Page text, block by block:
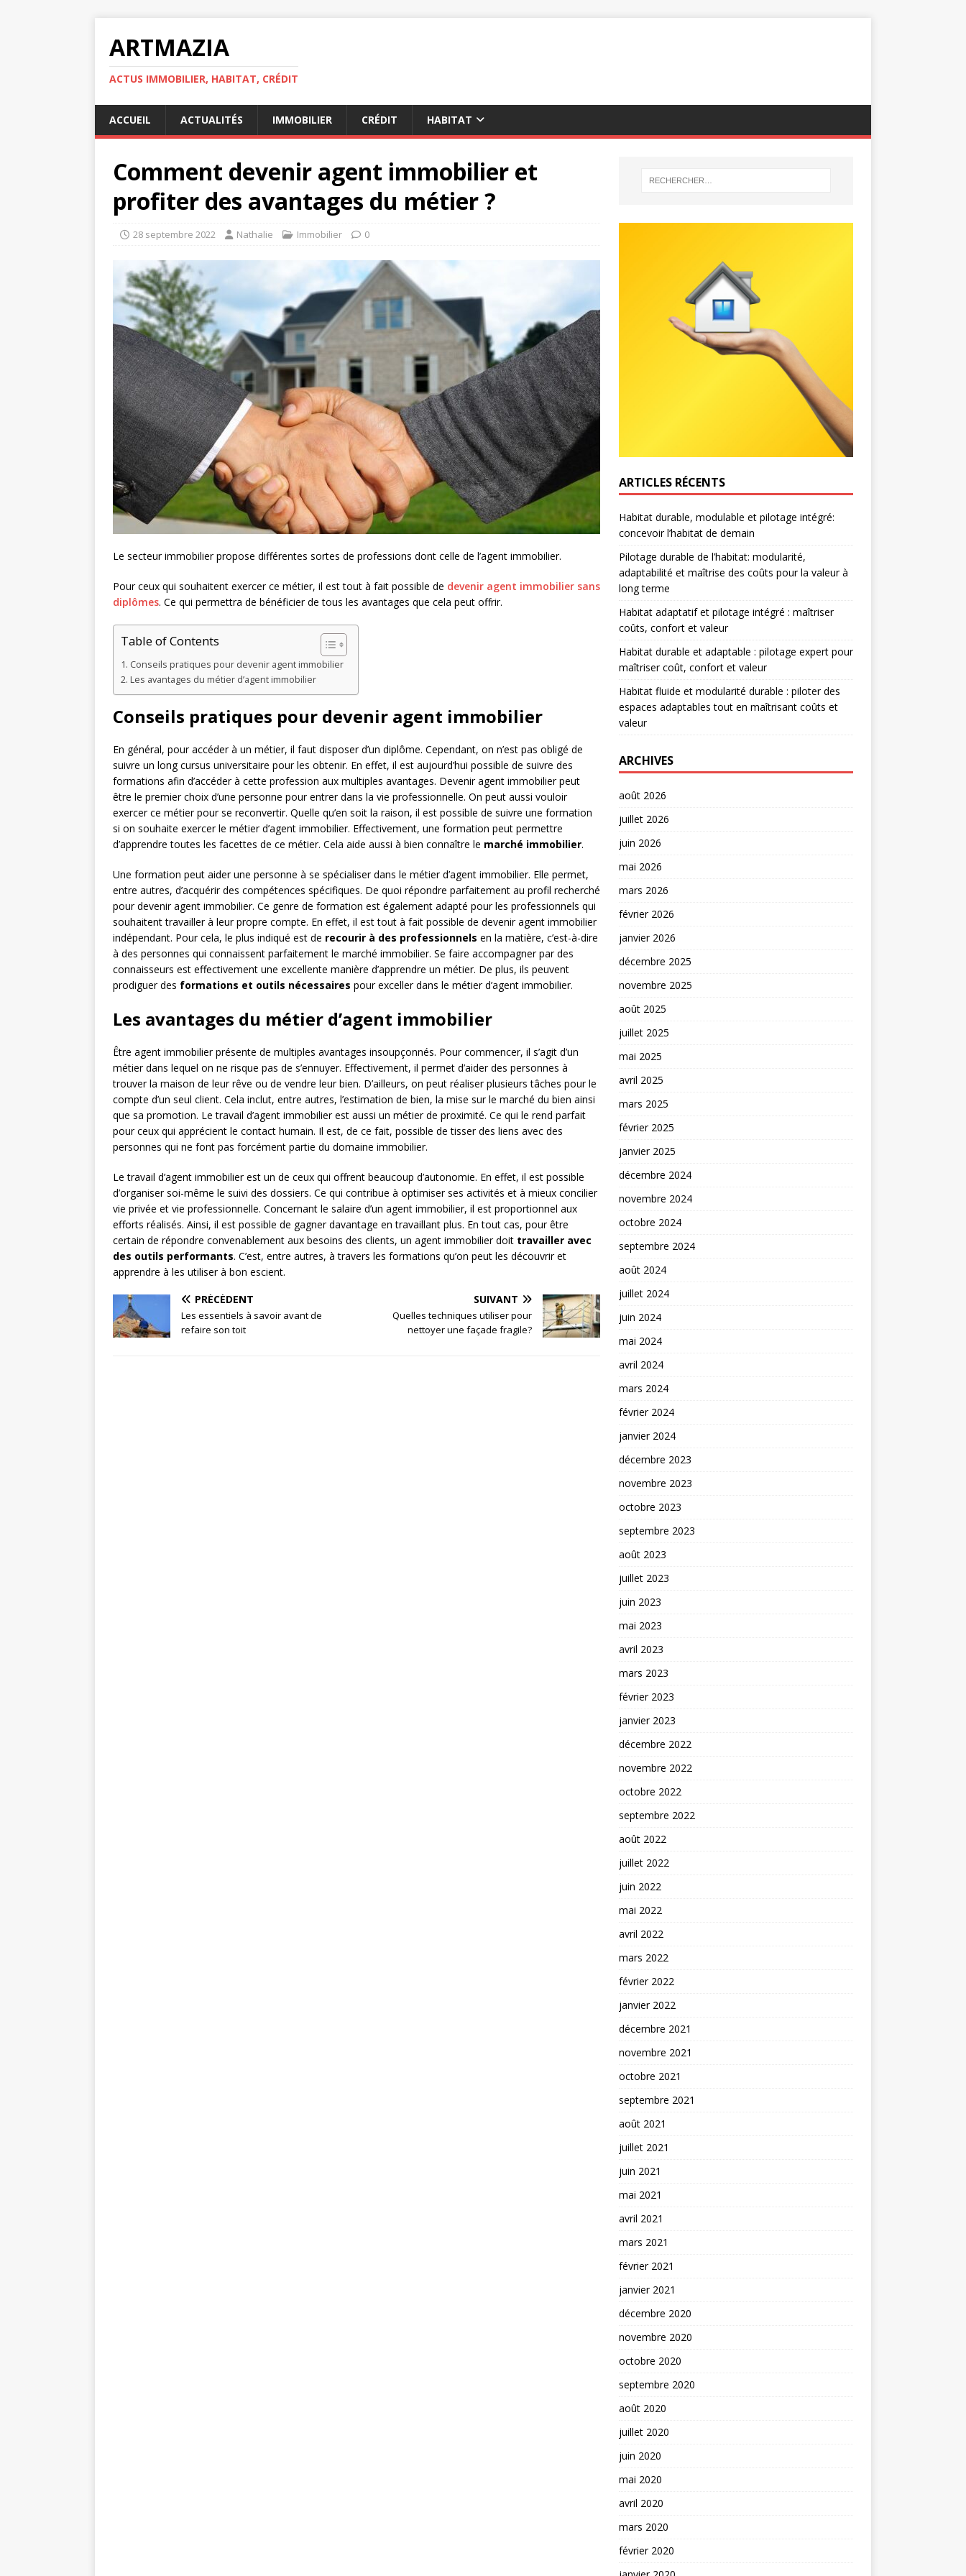
ARTMAZIA
ACTUS IMMOBILIER, HABITAT, CRÉDIT
ACCUEIL ACTUALITÉS IMMOBILIER CRÉDIT HABITAT
Comment devenir agent immobilier et
profiter des avantages du métier ?
28 septembre 2022 Nathalie Immobilier 0
Le secteur immobilier propose différentes sortes de professions dont celle de l’agent immobilier.
Pour ceux qui souhaitent exercer ce métier, il est tout à fait possible de devenir agent immobilier sans
diplômes. Ce qui permettra de bénéficier de tous les avantages que cela peut offrir.
Table of Contents
Conseils pratiques pour devenir agent immobilier
Les avantages du métier d’agent immobilier
Conseils pratiques pour devenir agent immobilier
En général, pour accéder à un métier, il faut disposer d’un diplôme. Cependant, on n’est pas obligé de
suivre un long cursus universitaire pour les obtenir. En effet, il est aujourd’hui possible de suivre des
formations afin d’accéder à cette profession aux multiples avantages. Devenir agent immobilier peut
être le premier choix d’une personne pour entrer dans la vie professionnelle. On peut aussi vouloir
exercer ce métier pour se reconvertir. Quelle qu’en soit la raison, il est possible de suivre une formation
si on souhaite exercer le métier d’agent immobilier. Effectivement, une formation peut permettre
d’apprendre toutes les facettes de ce métier. Cela aide aussi à bien connaître le marché immobilier.
Une formation peut aider une personne à se spécialiser dans le métier d’agent immobilier. Elle permet,
entre autres, d’acquérir des compétences spécifiques. De quoi répondre parfaitement au profil recherché
pour devenir agent immobilier. Ce genre de formation est également adapté pour les professionnels qui
souhaitent travailler à leur propre compte. En effet, il est tout à fait possible de devenir agent immobilier
indépendant. Pour cela, le plus indiqué est de recourir à des professionnels en la matière, c’est-à-dire
à des personnes qui connaissent parfaitement le marché immobilier. Se faire accompagner par des
connaisseurs est effectivement une excellente manière d’apprendre un métier. De plus, ils peuvent
prodiguer des formations et outils nécessaires pour exceller dans le métier d’agent immobilier.
Les avantages du métier d’agent immobilier
Être agent immobilier présente de multiples avantages insoupçonnés. Pour commencer, il s’agit d’un
métier dans lequel on ne risque pas de s’ennuyer. Effectivement, il permet d’aider des personnes à
trouver la maison de leur rêve ou de vendre leur bien. D’ailleurs, on peut réaliser plusieurs tâches pour le
compte d’un seul client. Cela inclut, entre autres, l’estimation de bien, la mise sur le marché du bien ainsi
que sa promotion. Le travail d’agent immobilier est aussi un métier de proximité. Ce qui le rend parfait
pour ceux qui apprécient le contact humain. Il est, de ce fait, possible de tisser des liens avec des
personnes qui ne font pas forcément partie du domaine immobilier.
Le travail d’agent immobilier est un de ceux qui offrent beaucoup d’autonomie. En effet, il est possible
d’organiser soi-même le suivi des dossiers. Ce qui contribue à optimiser ses activités et à mieux concilier
vie privée et vie professionnelle. Concernant le salaire d’un agent immobilier, il est proportionnel aux
efforts réalisés. Ainsi, il est possible de gagner davantage en travaillant plus. En tout cas, pour être
certain de répondre convenablement aux besoins des clients, un agent immobilier doit travailler avec
des outils performants. C’est, entre autres, à travers les formations qu’on peut les découvrir et
apprendre à les utiliser à bon escient.
PRÉCÉDENT
Les essentiels à savoir avant de
refaire son toit
SUIVANT
Quelles techniques utiliser pour
nettoyer une façade fragile?
ARTICLES RÉCENTS
Habitat durable, modulable et pilotage intégré:
concevoir l’habitat de demain
Pilotage durable de l’habitat: modularité,
adaptabilité et maîtrise des coûts pour la valeur à
long terme
Habitat adaptatif et pilotage intégré : maîtriser
coûts, confort et valeur
Habitat durable et adaptable : pilotage expert pour
maîtriser coût, confort et valeur
Habitat fluide et modularité durable : piloter des
espaces adaptables tout en maîtrisant coûts et
valeur
ARCHIVES
août 2026
juillet 2026
juin 2026
mai 2026
mars 2026
février 2026
janvier 2026
décembre 2025
novembre 2025
août 2025
juillet 2025
mai 2025
avril 2025
mars 2025
février 2025
janvier 2025
décembre 2024
novembre 2024
octobre 2024
septembre 2024
août 2024
juillet 2024
juin 2024
mai 2024
avril 2024
mars 2024
février 2024
janvier 2024
décembre 2023
novembre 2023
octobre 2023
septembre 2023
août 2023
juillet 2023
juin 2023
mai 2023
avril 2023
mars 2023
février 2023
janvier 2023
décembre 2022
novembre 2022
octobre 2022
septembre 2022
août 2022
juillet 2022
juin 2022
mai 2022
avril 2022
mars 2022
février 2022
janvier 2022
décembre 2021
novembre 2021
octobre 2021
septembre 2021
août 2021
juillet 2021
juin 2021
mai 2021
avril 2021
mars 2021
février 2021
janvier 2021
décembre 2020
novembre 2020
octobre 2020
septembre 2020
août 2020
juillet 2020
juin 2020
mai 2020
avril 2020
mars 2020
février 2020